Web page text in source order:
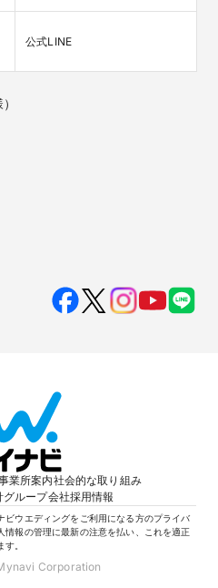
公式LINE
業所案内社会的な取り組み
グループ会社採用情報
ビウエディングをご利用になる方のプライバ
情報の管理に最新の注意を払い、これを適正
。
Corporation